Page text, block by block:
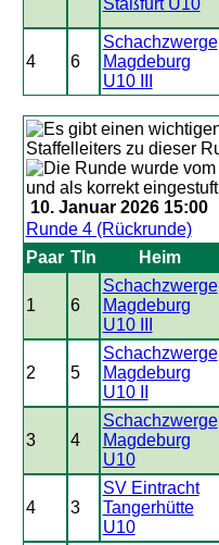
Staßfurt U10
4 6
Schachzwerge
Magdeburg
U10 III
10. Januar 2026 15:00
Runde 4 (Rückrunde)
Paar Tln Heim
1 6
Schachzwerge
Magdeburg
U10 III
2 5
Schachzwerge
Magdeburg
U10 II
3 4
Schachzwerge
Magdeburg
U10
4 3
SV Eintracht
Tangerhütte
U10